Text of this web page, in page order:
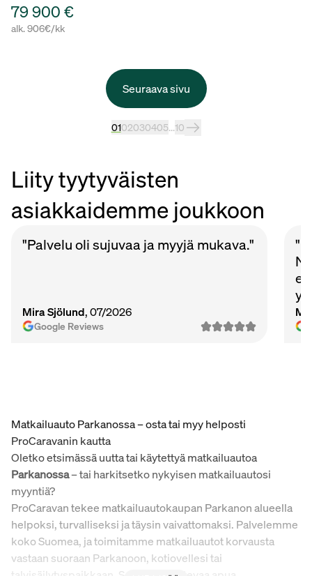
79 900 €
alk. 906€/kk
Seuraava sivu
0102030405...10
Liity tyytyväisten
asiakkaidemme joukkoon
"Palvelu oli sujuvaa ja myyjä mukava."
Mira Sjölund, 07/2026
Google Reviews
Matkailuauto Parkanossa – osta tai myy helposti
ProCaravanin kautta
Oletko etsimässä uutta tai käytettyä matkailuautoa
Parkanossa– tai harkitsetko nykyisen matkailuautosi
myyntiä?
ProCaravan tekee matkailuautokaupan Parkanon alueella
helpoksi, turvalliseksi ja täysin vaivattomaksi. Palvelemme
koko Suomea, ja toimitamme matkailuautot korvausta
vastaan suoraan Parkanoon, kotiovellesi tai